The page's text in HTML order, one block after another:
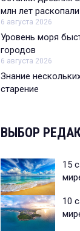
млн лет
6 августа 2026
Уровень моря
городов
6 августа 2026
Знание
старение
ВЫБОР
15
10